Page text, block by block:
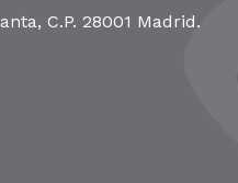
C.P. 28001 Madrid.